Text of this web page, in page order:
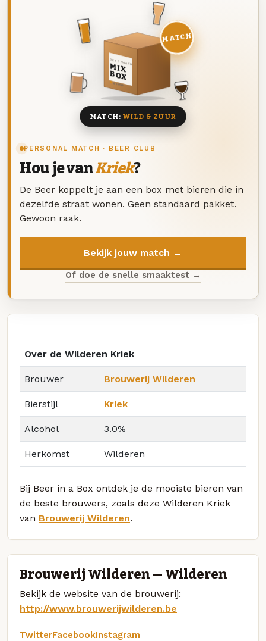
PERSONAL MATCH · BEER CLUB
Hou je vanKriek?
De Beer koppelt je aan een box met bieren die in
dezelfde straat wonen. Geen standaard pakket.
Gewoon raak.
Bekijk jouw match →
Of doe de snelle smaaktest →
DEZE MAAND
MIX
BOX
8 BIEREN
MATCH
MATCH:WILD & ZUUR
Over de Wilderen Kriek
Brouwer Brouwerij Wilderen
Bierstijl Kriek
Alcohol 3.0%
Herkomst Wilderen
Bij Beer in a Box ontdek je de mooiste bieren van
de beste brouwers, zoals deze Wilderen Kriek
van Brouwerij Wilderen.
Brouwerij Wilderen — Wilderen
Bekijk de website van de brouwerij:
http://www.brouwerijwilderen.be
TwitterFacebookInstagram